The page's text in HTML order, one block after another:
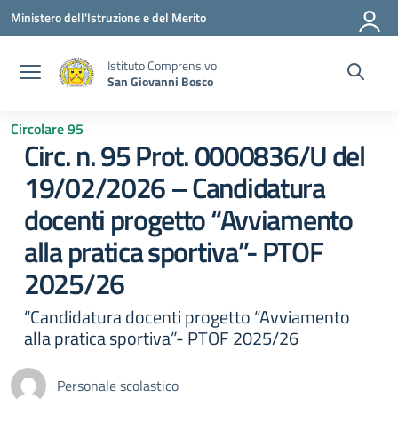
Vai ai contenuti
Vai al menu di navigazione
Vai al footer
Ministero dell'Istruzione e del Merito
Istituto Comprensivo
San Giovanni Bosco
Circolare 95
Circ. n. 95 Prot. 0000836/U del
19/02/2026 – Candidatura
docenti progetto “Avviamento
alla pratica sportiva”- PTOF
2025/26
“Candidatura docenti progetto “Avviamento
alla pratica sportiva”- PTOF 2025/26
Personale scolastico